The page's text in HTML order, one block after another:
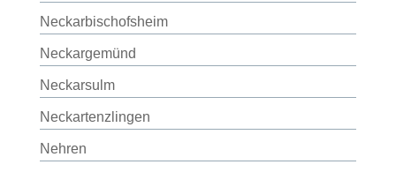
Neckarbischofsheim
Neckargemünd
Neckarsulm
Neckartenzlingen
Nehren